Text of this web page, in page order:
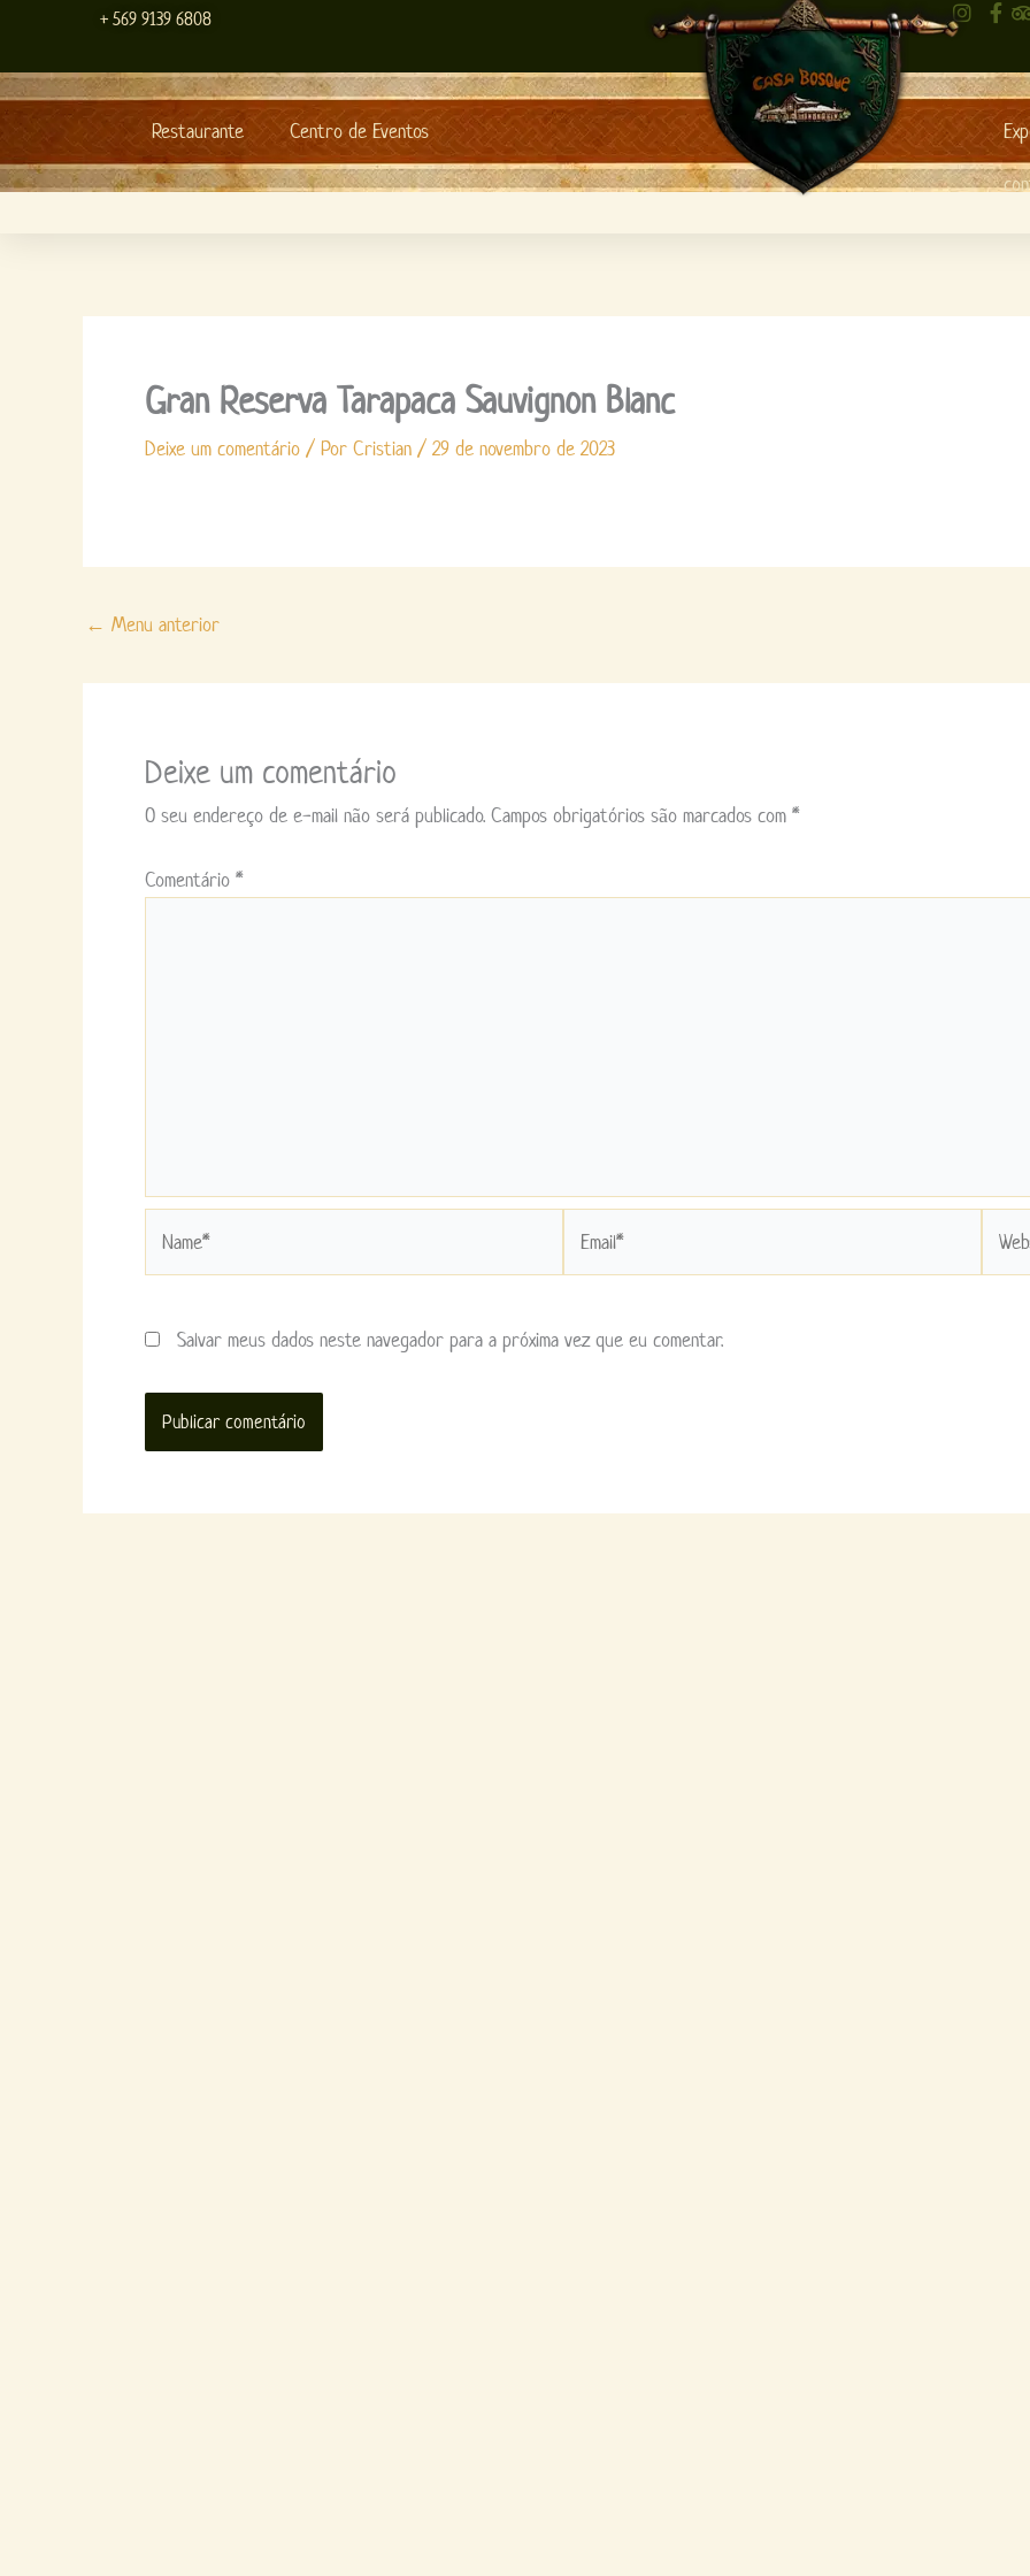
o
conteúdo
+ 569 9139 6808
Restaurante Centro de Eventos
Gran Reserva Tarapaca Sauvignon Blanc
Deixe um comentário / Por Cristian / 29 de novembro de 2023
← Menu anterior
Deixe um comentário
O seu endereço de e-mail não será publicado. Campos obrigatórios são marcados com *
Comentário *
Salvar meus dados neste navegador para a próxima vez que eu comentar.